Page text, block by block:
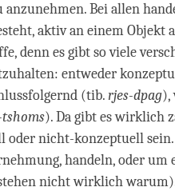
anzunehmen. Bei allen
aktiv an einem Objekt
denn es gibt so viele
entweder
(tib.rjes-dpag),
). Da gibt es wirklich
oder nicht-konzeptuell
handeln, oder
nicht wirklich